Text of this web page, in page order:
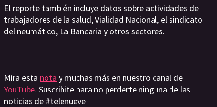
El reporte también incluye datos sobre actividades de
trabajadores de la salud, Vialidad Nacional, el sindicato
del neumático, La Bancaria y otros sectores.
Mira esta nota y muchas más en nuestro canal de
YouTube. Suscribite para no perderte ninguna de las
noticias de #telenueve